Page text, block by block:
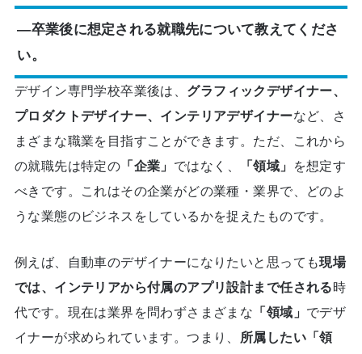
―卒業後に想定される就職先について教えてくださ
い。
デザイン専門学校卒業後は、 グラフィックデザイナー、
プロダクトデザイナー、インテリアデザイナーなど、さ
まざまな職業を目指すことができます。ただ、これから
の就職先は特定の 「企業」 ではなく、 「領域」 を想定す
べきです。これはその企業がどの業種・業界で、どのよ
うな業態のビジネスをしているかを捉えたものです。
例えば、自動車のデザイナーになりたいと思っても現場
では、インテリアから付属のアプリ設計まで任される時
代です。現在は業界を問わずさまざまな 「領域」 でデザ
イナーが求められています。つまり、 所属したい「領